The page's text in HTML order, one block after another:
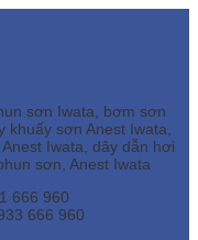
sơn Iwata, bơm sơn
sơn Anest Iwata,
Iwata, dây dẫn hơi
sơn, Anest Iwata
666 960
666 960